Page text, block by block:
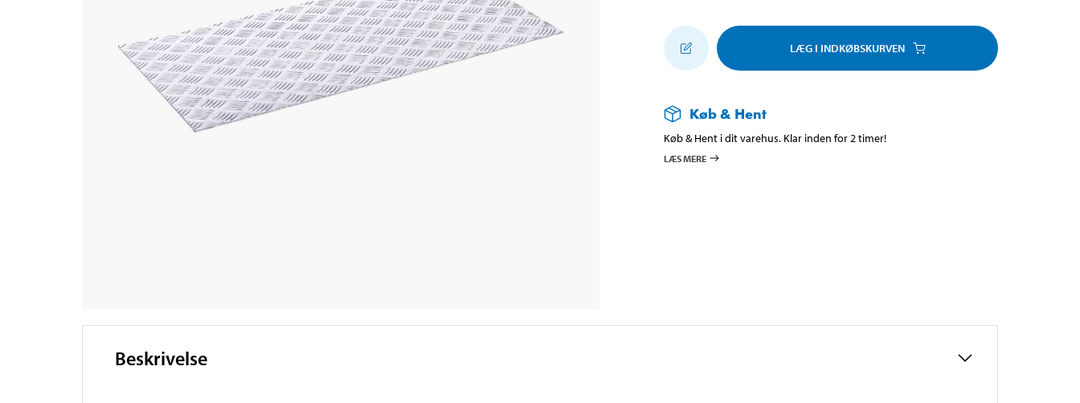
LÆG I INDKØBSKURVEN
Køb & Hent
Køb & Hent i dit varehus. Klar inden for 2 timer!
LÆS MERE
Beskrivelse